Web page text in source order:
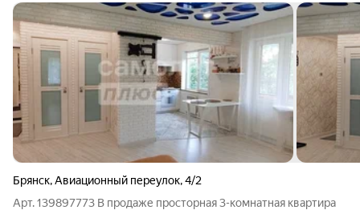
Брянск,Авиационный переулок,4/2
Арт. 139897773 В продаже просторная 3-комнатная квартира